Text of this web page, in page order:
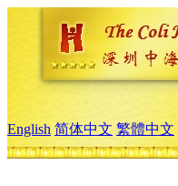
English 简体中文 繁體中文